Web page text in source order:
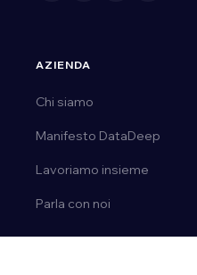
AZIENDA
Chi siamo
Manifesto DataDeep
Lavoriamo insieme
Parla con noi